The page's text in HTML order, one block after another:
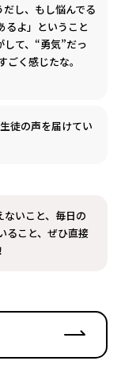
し、もし悩んでる
るよ」ということ
して、“勇気”だっ
く感じたな。
徒の声を届けてい
ないこと、毎日の
ること、ぜひ直接